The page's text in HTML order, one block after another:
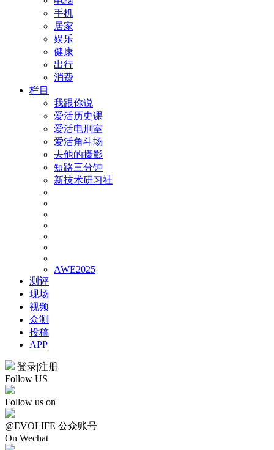
手机
居家
娱乐
健康
出行
消费
栏目
我跟你说
爱活历史课
爱活电刑室
爱活角斗场
去他的摄影
短路三分钟
新技术研习社
AWE2025
测评
现场
视频
众测
投稿
APP
登录|注册
Follow US
Follow us on
@EVOLIFE 公众账号
On Wechat